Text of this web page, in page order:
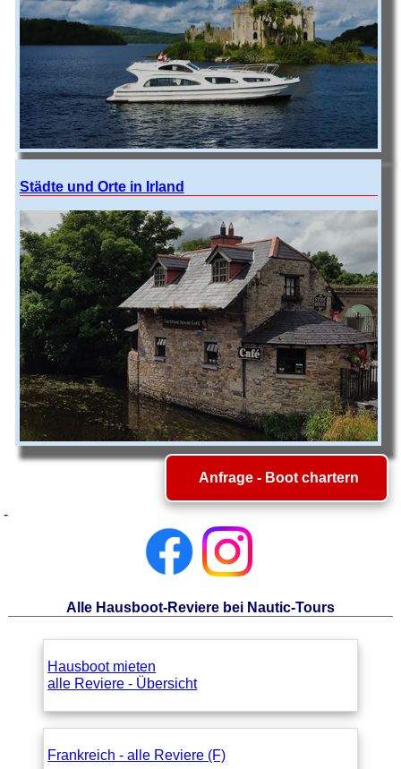
Städte und Orte in Irland
Anfrage - Boot chartern
-
Alle Hausboot-Reviere bei Nautic-Tours
Hausboot mieten
alle Reviere - Übersicht
Frankreich - alle Reviere (F)